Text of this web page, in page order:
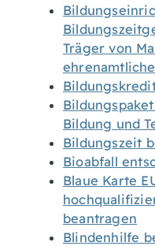
Träger von
Bildung und
Bildungszeit
Bioabfall
Blaue Karte
beantragen
Blindenhilfe